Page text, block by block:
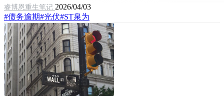
睿博恩重生笔记 2026/04/03
#债务逾期#光伏#ST泉为